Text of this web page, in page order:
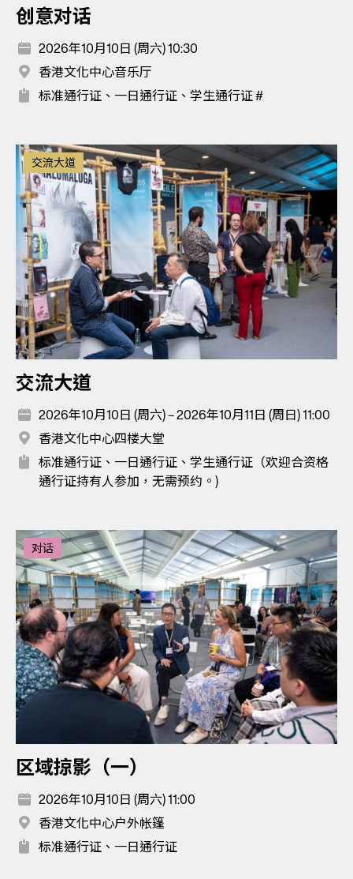
创意对话
2026年10月10日 (周六) 10:30
香港文化中心音乐厅
标准通行证、一日通行证、学生通行证 #
交流大道
交流大道
2026年10月10日 (周六) – 2026年10月11日 (周日) 11:00
香港文化中心四楼大堂
标准通行证、一日通行证、学生通行证（欢迎合资格
通行证持有人参加，无需预约。)
对话
区域掠影（一）
2026年10月10日 (周六) 11:00
香港文化中心户外帐篷
标准通行证、一日通行证